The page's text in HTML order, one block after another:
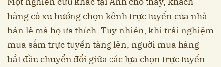
hàng có xu hướng chọn kênh trực tuyến của nhà
bán lẻ mà họ ưa thích. Tuy nhiên, khi trải nghiệm
mua sắm trực tuyến tăng lên, người mua hàng
bắt đầu chuyển đổi giữa các lựa chọn trực tuyến